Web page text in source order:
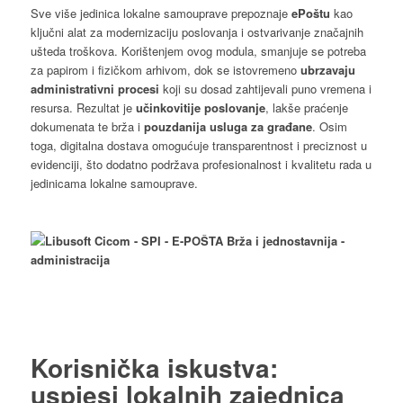
Sve više jedinica lokalne samouprave prepoznaje ePoštu kao
ključni alat za modernizaciju poslovanja i ostvarivanje značajnih
ušteda troškova. Korištenjem ovog modula, smanjuje se potreba
za papirom i fizičkom arhivom, dok se istovremeno ubrzavaju
administrativni procesi koji su dosad zahtijevali puno vremena i
resursa. Rezultat je učinkovitije poslovanje, lakše praćenje
dokumenata te brža i pouzdanija usluga za građane. Osim
toga, digitalna dostava omogućuje transparentnost i preciznost u
evidenciji, što dodatno podržava profesionalnost i kvalitetu rada u
jedinicama lokalne samouprave.
Korisnička iskustva:
uspjesi lokalnih zajednica